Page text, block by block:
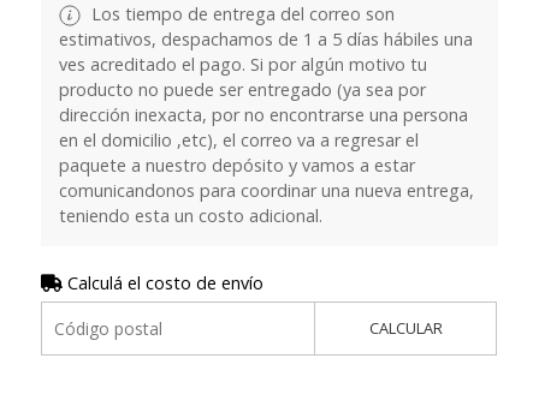
Los tiempo de entrega del correo son
estimativos, despachamos de 1 a 5 días hábiles una
ves acreditado el pago. Si por algún motivo tu
producto no puede ser entregado (ya sea por
dirección inexacta, por no encontrarse una persona
en el domicilio ,etc), el correo va a regresar el
paquete a nuestro depósito y vamos a estar
comunicandonos para coordinar una nueva entrega,
teniendo esta un costo adicional.
Calculá el costo de envío
CALCULAR